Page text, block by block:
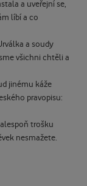
a uveřejní se,
líbí a co
a soudy
všichni chtěli a
jinému káže
pravopisu:
trošku
nesmažete.